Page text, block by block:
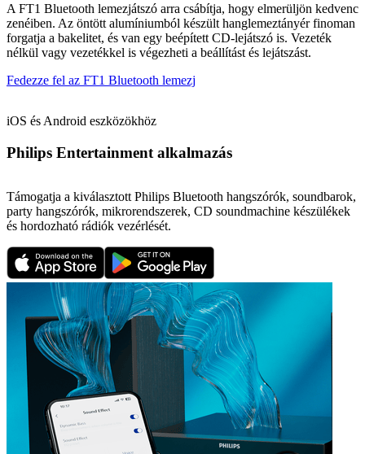
A FT1 Bluetooth lemezjátszó arra csábítja, hogy elmerüljön kedvenc
zenéiben. Az öntött alumíniumból készült hanglemeztányér finoman
forgatja a bakelitet, és van egy beépített CD-lejátszó is. Vezeték
nélkül vagy vezetékkel is végezheti a beállítást és lejátszást.
Fedezze fel az FT1 Bluetooth lemezj
iOS és Android eszközökhöz
Philips Entertainment alkalmazás
Támogatja a kiválasztott Philips Bluetooth hangszórók, soundbarok,
party hangszórók, mikrorendszerek, CD soundmachine készülékek
és hordozható rádiók vezérlését.